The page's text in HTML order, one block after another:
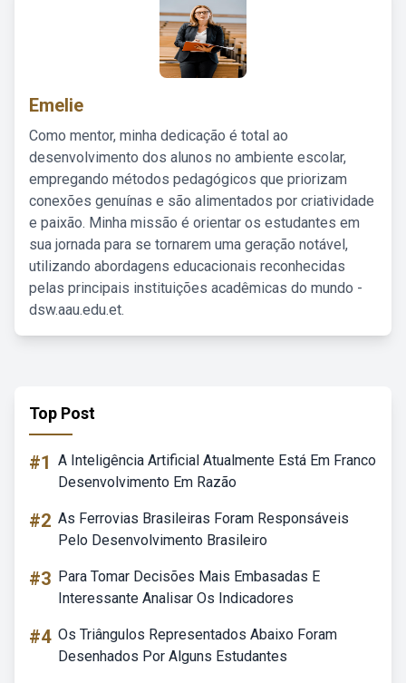
Emelie
Como mentor, minha dedicação é total ao
desenvolvimento dos alunos no ambiente escolar,
empregando métodos pedagógicos que priorizam
conexões genuínas e são alimentados por criatividade
e paixão. Minha missão é orientar os estudantes em
sua jornada para se tornarem uma geração notável,
utilizando abordagens educacionais reconhecidas
pelas principais instituições acadêmicas do mundo -
dsw.aau.edu.et.
Top Post
#1 A Inteligência Artificial Atualmente Está Em Franco
Desenvolvimento Em Razão
#2 As Ferrovias Brasileiras Foram Responsáveis
Pelo Desenvolvimento Brasileiro
#3 Para Tomar Decisões Mais Embasadas E
Interessante Analisar Os Indicadores
#4 Os Triângulos Representados Abaixo Foram
Desenhados Por Alguns Estudantes